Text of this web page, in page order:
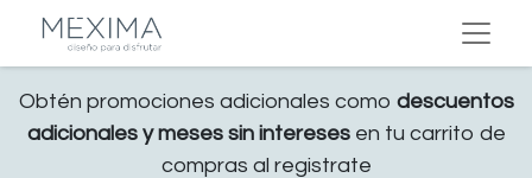
Obtén promociones adicionales como descuentos
adicionales y meses sin interesesen tu carrito de
compras al registrate